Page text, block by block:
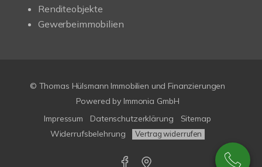
Renditeobjekte
Gewerbeimmobilien
© Thomas Hülsmann Immobilien und Finanzierungen
Powered by Immonia GmbH
Impressum
Datenschutzerklärung
Sitemap
Widerrufsbelehrung
Vertrag widerrufen